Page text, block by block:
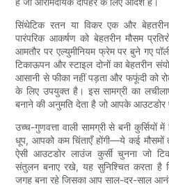
सिंथेटिक रतन या विकर एक और
पारंपरिक आकर्षण को बेहतरीन मौसम
आमतौर पर एल्युमीनियम फ्रेम पर बुने गए
टिकाऊपन और स्टाइल दोनों का बेहतरीन
आसानी से फीका नहीं पड़ता और फफूंदी को
के लिए उपयुक्त है। इस सामग्री का
बनाने की अनुमति देता है जो आपके आउटडोर
उच्च-गुणवत्ता वाली सामग्री से बनी
धूप, आपको कम चिंताएँ होंगी—ये कई
ऐसी आउटडोर लाउंज कुर्सी चुनना जो
संतुलन बनाए रखे, यह सुनिश्चित करता है
जगह बना रहे जिसका आप साल-दर-साल